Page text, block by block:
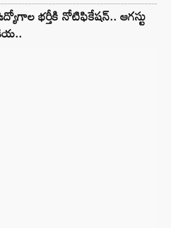
భర్తీకి నోటిఫికేషన్.. ఆగస్టు